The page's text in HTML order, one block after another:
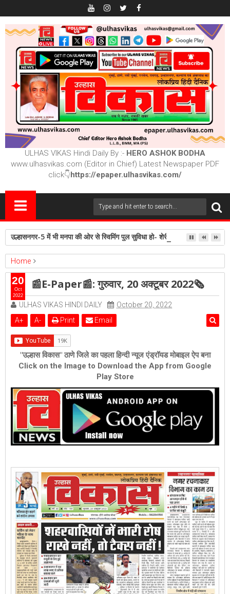
ULHAS VIKAS Hindi Daily By :- HERO ASHOK BODHA
www.ulhasvikas.com (Editor in Chief) Latest Newspaper PDF
click👇https://epaper.ulhasvikas.com/
उल्हासनगर-5 में भी मनपा की ओर से स्विमिंग पुल सुविधा हो- शेरी लुंड
Home
epaper
Featured 📰E-Paper📰: गुरुवार, 20 अक्टूबर 2022🗞
📰E-Paper📰: गुरुवार, 20 अक्टूबर 2022🗞
ULHAS VIKAS HINDI DAILY
October 20, 2022
A+ A- Print Email
"उल्हास विकास" ठाणे जिले का पहला हिन्दी न्यूज एंड्रॉयड मोबाइल ऐप बना
Click on the Image to Download the App from Google
Play Store
20
Oct
2022